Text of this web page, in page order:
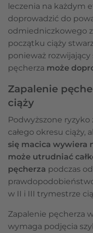
leczenia na każdym
doprowadzić do
odmiedniczkowego
początku ciąży
ponieważ rozwijający
pęcherza może
Zapalenie
ciąży
Podwyższone
całego okresu ciąży,
się macica wywiera
może utrudniać
pęcherza podczas
w II i III trymestrze
Zapalenie pęcherza
wymaga podjęcia